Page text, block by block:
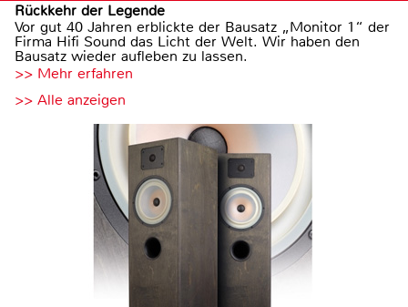
Rückkehr der Legende
Vor gut 40 Jahren erblickte der Bausatz „Monitor 1“ der
Firma Hifi Sound das Licht der Welt. Wir haben den
Bausatz wieder aufleben zu lassen.
>> Mehr erfahren
>> Alle anzeigen